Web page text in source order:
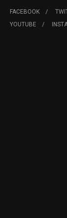
FACEBOOK
YOUTUBE